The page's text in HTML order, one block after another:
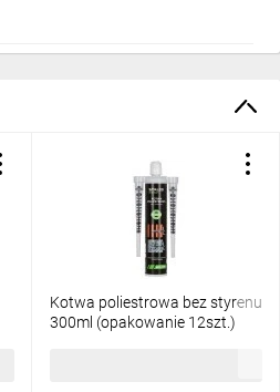
Kotwa poliestrowa bez styrenu
300ml (opakowanie 12szt.)